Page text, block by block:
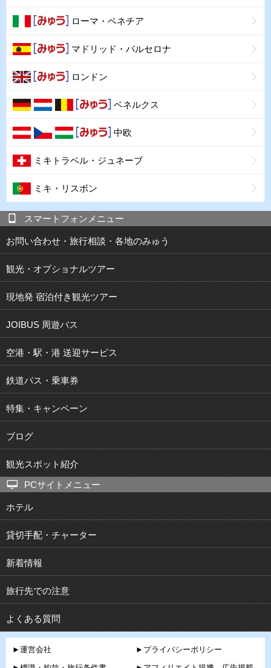
ローマ・ベネチア
マドリッド・バルセロナ
ロンドン
ベネルクス
中欧
ミキトラベル・ジュネーブ
ミキ・リスボン
スマートフォンメニュー
お問い合わせ・旅行相談・各地のみゅう
観光・オプショナルツアー
現地発 宿泊付き観光ツアー
JOIBUS 周遊バス
空港・駅・港 送迎サービス
鉄道パス・乗車券
特集・キャンペーン
ブログ
観光スポット紹介
PCサイトメニュー
ホテル
貸切手配・チャーター
新着情報
旅行先での注意
よくある質問
►運営会社
►プライバシーポリシー